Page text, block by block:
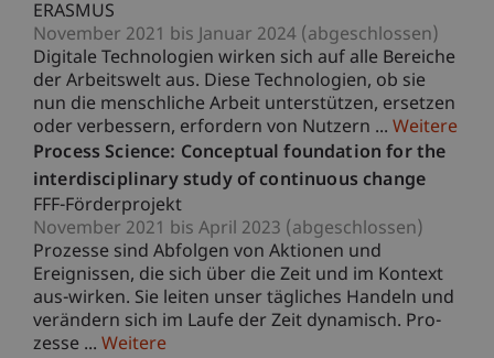
ERASMUS
November 2021 bis Januar 2024 (abgeschlossen)
Digitale Technologien wirken sich auf alle Bereiche
der Arbeitswelt aus. Diese Technologien, ob sie
nun die menschliche Arbeit unterstützen, ersetzen
oder verbessern, erfordern von Nutzern ... Weitere
Process Science: Conceptual foundation for the
interdisciplinary study of continuous change
FFF-Förderprojekt
November 2021 bis April 2023 (abgeschlossen)
Prozesse sind Abfolgen von Aktionen und
Ereignissen, die sich über die Zeit und im Kontext
aus-wirken. Sie leiten unser tägliches Handeln und
verändern sich im Laufe der Zeit dynamisch. Pro-
zesse ... Weitere